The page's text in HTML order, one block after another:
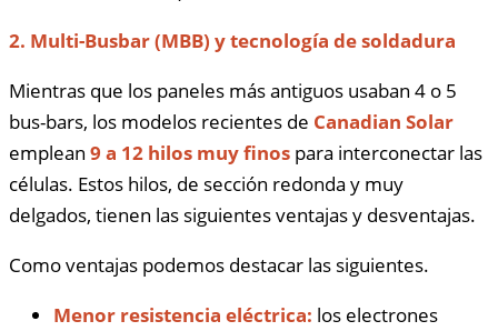
2. Multi-Busbar (MBB) y tecnología de soldadura
Mientras que los paneles más antiguos usaban 4 o 5
bus-bars, los modelos recientes de Canadian Solar
emplean 9 a 12 hilos muy finos para interconectar las
células. Estos hilos, de sección redonda y muy
delgados, tienen las siguientes ventajas y desventajas.
Como ventajas podemos destacar las siguientes.
Menor resistencia eléctrica: los electrones